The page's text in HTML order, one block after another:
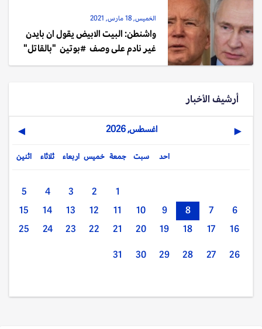
الخميس, 18 مارس, 2021
واشنطن: البيت الابيض يقول ان بايدن ⁩
غير نادم على وصف ⁧ #بوتين ⁩ "بالقاتل"
أرشيف الأخبار
◀ اغسطس, 2026 ▶
اثنين ثلاثاء اربعاء خميس جمعة سبت احد
1
2
3
4
5
6
7
8
9
10
11
12
13
14
15
16
17
18
19
20
21
22
23
24
25
26
27
28
29
30
31